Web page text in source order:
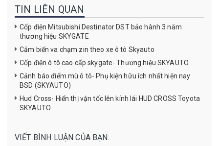
TIN LIÊN QUAN
Cốp điện Mitsubishi Destinator DST bảo hành 3 năm
thương hiệu SKYGATE
Cảm biến va chạm zin theo xe ô tô Skyauto
Cốp điện ô tô cao cấp skygate- Thương hiệu SKYAUTO
Cảnh báo điểm mù ô tô- Phụ kiện hữu ích nhất hiện nay
BSD (SKYAUTO)
Hud Cross- Hiển thị vận tốc lên kính lái HUD CROSS Toyota
SKYAUTO
VIẾT BÌNH LUẬN CỦA BẠN: